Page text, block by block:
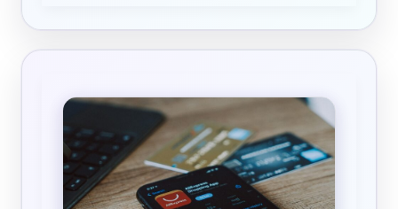
Sklep
płatności
online
prosty
przewodnik